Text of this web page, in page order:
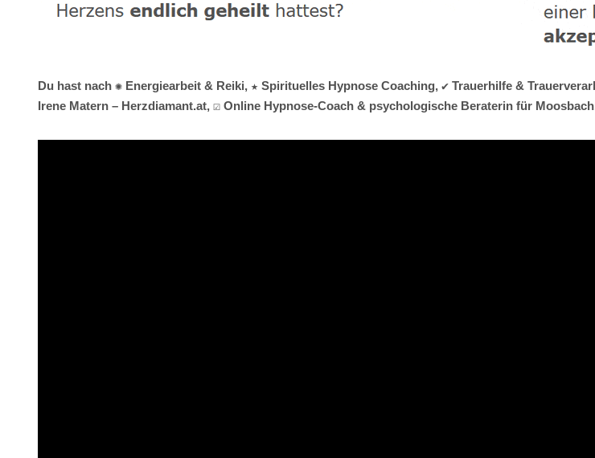
Du hast nach ✺ Energiearbeit & Reiki, ★ Spirituelles Hypnose Coaching, ✔️ Trauerhilfe &
Irene Matern – Herzdiamant.at, ☑️ Online Hypnose-Coach & psychologische Beraterin für